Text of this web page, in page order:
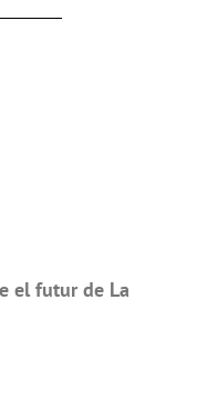
el futur de La